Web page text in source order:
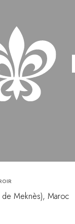
de Meknès), Maroc